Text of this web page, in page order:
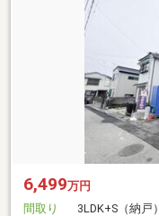
6,499万円
間取り
3LDK+S（納戸）